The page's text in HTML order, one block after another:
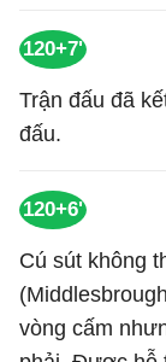
120+7'
Trận đấu đã
đấu.
120+6'
Cú sút không
vòng cấm